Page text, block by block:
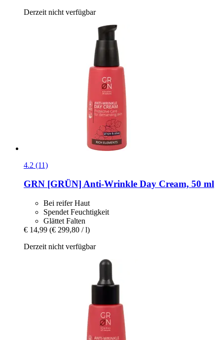
Derzeit nicht verfügbar
4.2 (11)
GRN [GRÜN] Anti-​Wrinkle Day Cream, 50 ml
Bei reifer Haut
Spendet Feuchtigkeit
Glättet Falten
€ 14,99 (€ 299,80 / l)
Derzeit nicht verfügbar